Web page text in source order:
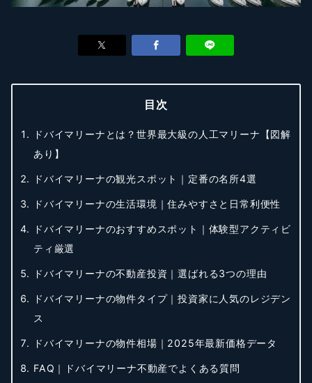
目次
ドバイマリーナとは？世界最大級の人工マリーナ【図解
あり】
ドバイマリーナの観光スポット｜定番の名所4選
ドバイマリーナの生活環境｜住みやすさと日常利便性
ドバイマリーナのおすすめスポット｜体験型アクティビ
ティ厳選
ドバイマリーナの不動産投資｜選ばれる3つの理由
ドバイマリーナの物件タイプ｜投資家に人気のレジデン
ス
ドバイマリーナの物件相場｜2025年最新価格データ
FAQ｜ドバイマリーナ不動産でよくある質問